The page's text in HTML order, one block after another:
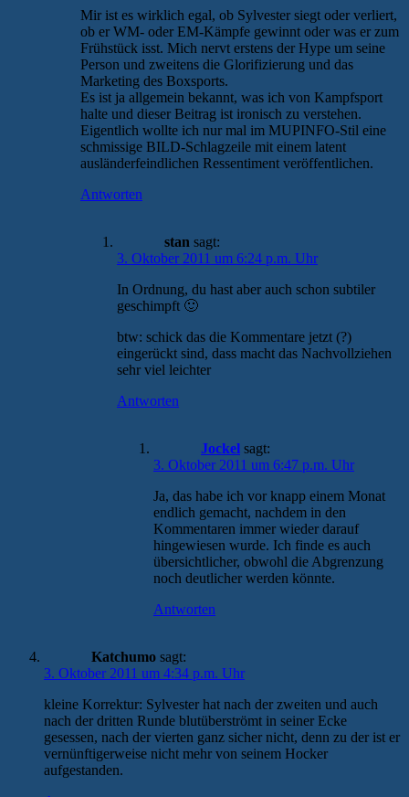
Mir ist es wirklich egal, ob Sylvester siegt oder verliert,
ob er WM- oder EM-Kämpfe gewinnt oder was er zum
Frühstück isst. Mich nervt erstens der Hype um seine
Person und zweitens die Glorifizierung und das
Marketing des Boxsports.
Es ist ja allgemein bekannt, was ich von Kampfsport
halte und dieser Beitrag ist ironisch zu verstehen.
Eigentlich wollte ich nur mal im MUPINFO-Stil eine
schmissige BILD-Schlagzeile mit einem latent
ausländerfeindlichen Ressentiment veröffentlichen.
Antworten
stan sagt:
3. Oktober 2011 um 6:24 p.m. Uhr
In Ordnung, du hast aber auch schon subtiler
geschimpft 🙂
btw: schick das die Kommentare jetzt (?)
eingerückt sind, dass macht das Nachvollziehen
sehr viel leichter
Antworten
Jockel sagt:
3. Oktober 2011 um 6:47 p.m. Uhr
Ja, das habe ich vor knapp einem Monat
endlich gemacht, nachdem in den
Kommentaren immer wieder darauf
hingewiesen wurde. Ich finde es auch
übersichtlicher, obwohl die Abgrenzung
noch deutlicher werden könnte.
Antworten
Katchumo sagt:
3. Oktober 2011 um 4:34 p.m. Uhr
kleine Korrektur: Sylvester hat nach der zweiten und auch
nach der dritten Runde blutüberströmt in seiner Ecke
gesessen, nach der vierten ganz sicher nicht, denn zu der ist er
vernünftigerweise nicht mehr von seinem Hocker
aufgestanden.